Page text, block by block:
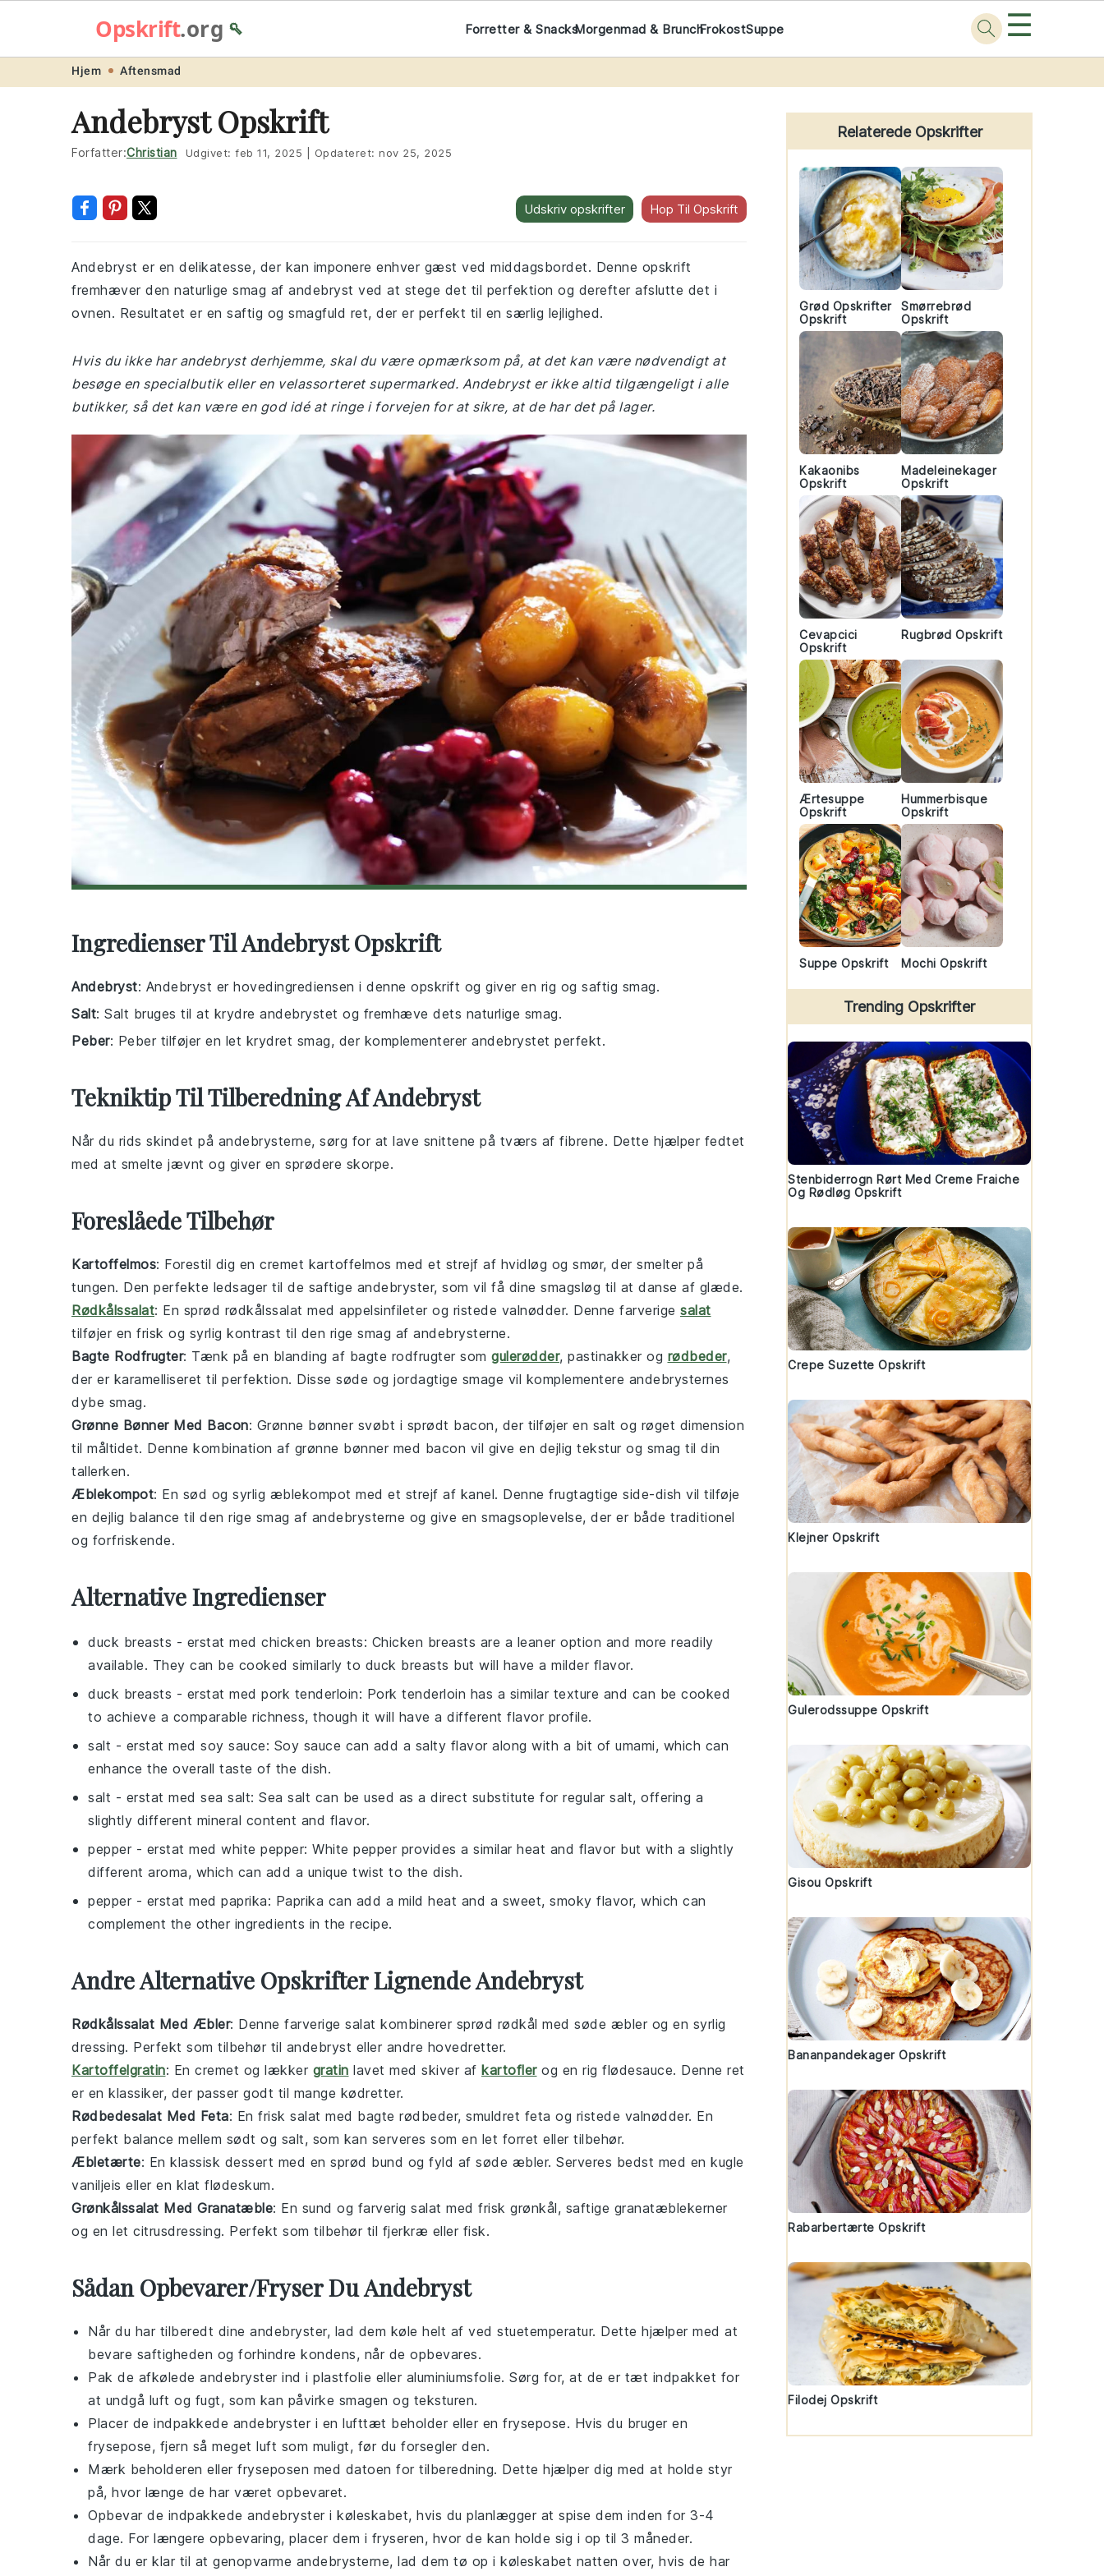
navigation
content
Opskrift.org🥄 Forretter & SnacksMorgenmad & BrunchFrokostSuppe ☰
Hjem Aftensmad
Andebryst Opskrift
Forfatter:Christian Udgivet: feb 11, 2025 Opdateret: nov 25, 2025
Udskriv opskrifter Hop Til Opskrift
Andebryst er en delikatesse, der kan imponere enhver gæst ved middagsbordet. Denne opskrift
fremhæver den naturlige smag af andebryst ved at stege det til perfektion og derefter afslutte det i
ovnen. Resultatet er en saftig og smagfuld ret, der er perfekt til en særlig lejlighed.
Hvis du ikke har andebryst derhjemme, skal du være opmærksom på, at det kan være nødvendigt at
besøge en specialbutik eller en velassorteret supermarked. Andebryst er ikke altid tilgængeligt i alle
butikker, så det kan være en god idé at ringe i forvejen for at sikre, at de har det på lager.
Ingredienser Til Andebryst Opskrift
Andebryst: Andebryst er hovedingrediensen i denne opskrift og giver en rig og saftig smag.
Salt: Salt bruges til at krydre andebrystet og fremhæve dets naturlige smag.
Peber: Peber tilføjer en let krydret smag, der komplementerer andebrystet perfekt.
Tekniktip Til Tilberedning Af Andebryst
Når du rids skindet på andebrysterne, sørg for at lave snittene på tværs af fibrene. Dette hjælper fedtet
med at smelte jævnt og giver en sprødere skorpe.
Foreslåede Tilbehør
Kartoffelmos: Forestil dig en cremet kartoffelmos med et strejf af hvidløg og smør, der smelter på
tungen. Den perfekte ledsager til de saftige andebryster, som vil få dine smagsløg til at danse af glæde.
Rødkålssalat: En sprød rødkålssalat med appelsinfileter og ristede valnødder. Denne farverige salat
tilføjer en frisk og syrlig kontrast til den rige smag af andebrysterne.
Bagte Rodfrugter: Tænk på en blanding af bagte rodfrugter som gulerødder, pastinakker og rødbeder,
der er karamelliseret til perfektion. Disse søde og jordagtige smage vil komplementere andebrysternes
dybe smag.
Grønne Bønner Med Bacon: Grønne bønner svøbt i sprødt bacon, der tilføjer en salt og røget dimension
til måltidet. Denne kombination af grønne bønner med bacon vil give en dejlig tekstur og smag til din
tallerken.
Æblekompot: En sød og syrlig æblekompot med et strejf af kanel. Denne frugtagtige side-dish vil tilføje
en dejlig balance til den rige smag af andebrysterne og give en smagsoplevelse, der er både traditionel
og forfriskende.
Alternative Ingredienser
duck breasts - erstat med chicken breasts: Chicken breasts are a leaner option and more readily
available. They can be cooked similarly to duck breasts but will have a milder flavor.
duck breasts - erstat med pork tenderloin: Pork tenderloin has a similar texture and can be cooked
to achieve a comparable richness, though it will have a different flavor profile.
salt - erstat med soy sauce: Soy sauce can add a salty flavor along with a bit of umami, which can
enhance the overall taste of the dish.
salt - erstat med sea salt: Sea salt can be used as a direct substitute for regular salt, offering a
slightly different mineral content and flavor.
pepper - erstat med white pepper: White pepper provides a similar heat and flavor but with a slightly
different aroma, which can add a unique twist to the dish.
pepper - erstat med paprika: Paprika can add a mild heat and a sweet, smoky flavor, which can
complement the other ingredients in the recipe.
Andre Alternative Opskrifter Lignende Andebryst
Rødkålssalat Med Æbler: Denne farverige salat kombinerer sprød rødkål med søde æbler og en syrlig
dressing. Perfekt som tilbehør til andebryst eller andre hovedretter.
Kartoffelgratin: En cremet og lækker gratin lavet med skiver af kartoflerog en rig flødesauce. Denne ret
er en klassiker, der passer godt til mange kødretter.
Rødbedesalat Med Feta: En frisk salat med bagte rødbeder, smuldret feta og ristede valnødder. En
perfekt balance mellem sødt og salt, som kan serveres som en let forret eller tilbehør.
Æbletærte: En klassisk dessert med en sprød bund og fyld af søde æbler. Serveres bedst med en kugle
vaniljeis eller en klat flødeskum.
Grønkålssalat Med Granatæble: En sund og farverig salat med frisk grønkål, saftige granatæblekerner
og en let citrusdressing. Perfekt som tilbehør til fjerkræ eller fisk.
Sådan Opbevarer/Fryser Du Andebryst
Når du har tilberedt dine andebryster, lad dem køle helt af ved stuetemperatur. Dette hjælper med at
bevare saftigheden og forhindre kondens, når de opbevares.
Pak de afkølede andebryster ind i plastfolie eller aluminiumsfolie. Sørg for, at de er tæt indpakket for
at undgå luft og fugt, som kan påvirke smagen og teksturen.
Placer de indpakkede andebryster i en lufttæt beholder eller en frysepose. Hvis du bruger en
frysepose, fjern så meget luft som muligt, før du forsegler den.
Mærk beholderen eller fryseposen med datoen for tilberedning. Dette hjælper dig med at holde styr
på, hvor længe de har været opbevaret.
Opbevar de indpakkede andebryster i køleskabet, hvis du planlægger at spise dem inden for 3-4
dage. For længere opbevaring, placer dem i fryseren, hvor de kan holde sig i op til 3 måneder.
Når du er klar til at genopvarme andebrysterne, lad dem tø op i køleskabet natten over, hvis de har
Primary
Sidebar
Relaterede Opskrifter
Grød Opskrifter
Opskrift
Smørrebrød
Opskrift
Kakaonibs
Opskrift
Madeleinekager
Opskrift
Cevapcici
Opskrift
Rugbrød Opskrift
Ærtesuppe
Opskrift
Hummerbisque
Opskrift
Suppe Opskrift Mochi Opskrift
Trending Opskrifter
Stenbiderrogn Rørt Med Creme Fraiche
Og Rødløg Opskrift
Crepe Suzette Opskrift
Klejner Opskrift
Gulerodssuppe Opskrift
Gisou Opskrift
Bananpandekager Opskrift
Rabarbertærte Opskrift
Filodej Opskrift